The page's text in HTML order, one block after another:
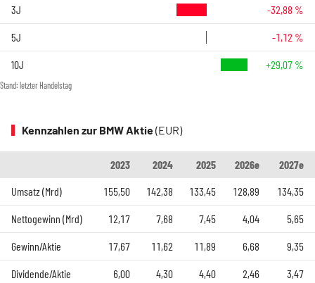
3J -32,88 %
5J -1,12 %
10J +29,07 %
Stand: letzter Handelstag
Kennzahlen zur BMW Aktie(EUR)
2023 2024 2025 2026e
2027e
Umsatz (Mrd)
155,50 142,38 133,45 128,89 134,35
Nettogewinn (Mrd) 12,17 7,68 7,45 4,04 5,65
Gewinn/Aktie 17,67 11,62 11,89 6,68 9,35
Dividende/Aktie 6,00 4,30 4,40 2,46 3,47